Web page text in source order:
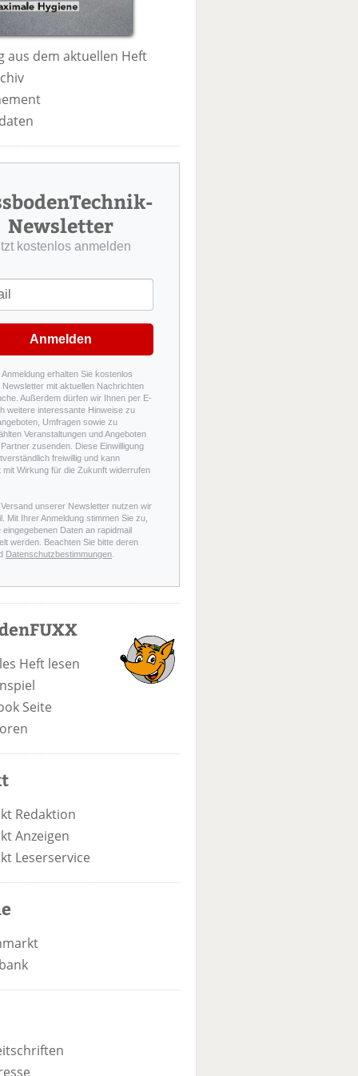
aus dem aktuellen Heft
Newsletter
kostenlos anmelden
Anmelden
erhalten Sie kostenlos
Newsletter mit aktuellen Nachrichten
Außerdem dürfen wir Ihnen per E-
weitere interessante Hinweise zu
Umfragen sowie zu
Veranstaltungen und Angeboten
zusenden. Diese Einwilligung
freiwillig und kann
mit Wirkung für die Zukunft widerrufen
unserer Newsletter nutzen wir
Mit Ihrer Anmeldung stimmen Sie zu,
eingegebenen Daten an rapidmail
werden. Beachten Sie bitte deren
Datenschutzbestimmungen.
Heft lesen
Seite
Redaktion
Anzeigen
Leserservice